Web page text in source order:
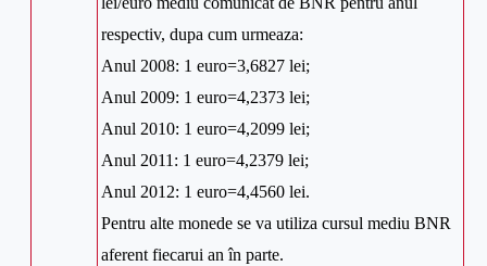
respectiv, dupa cum urmeaza:
Anul 2008: 1 euro=3,6827 lei;
Anul 2009: 1 euro=4,2373 lei;
Anul 2010: 1 euro=4,2099 lei;
Anul 2011: 1 euro=4,2379 lei;
Anul 2012: 1 euro=4,4560 lei.
Pentru alte monede se va utiliza cursul mediu BNR
aferent fiecarui an în parte.